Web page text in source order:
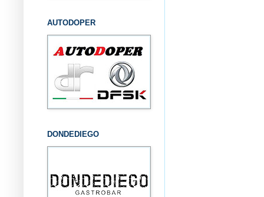
AUTODOPER
DONDEDIEGO